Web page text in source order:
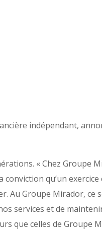
indépendant,
« Chez Groupe
qu’un
Au Groupe Mirador,
services et de
que celles de Groupe